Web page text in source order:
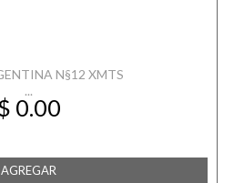
N§12 XMTS
...
0.00
AGREGAR